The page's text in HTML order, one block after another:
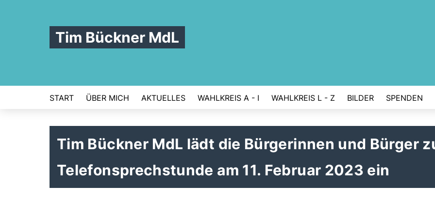
Tim Bückner MdL
START ÜBER MICH AKTUELLES WAHLKREIS A - I WAHLKREIS L - Z BILDER SPENDEN
Tim Bückner MdL lädt die Bürgerinnen und Bürger
Telefonsprechstunde am 11. Februar 2023 ein